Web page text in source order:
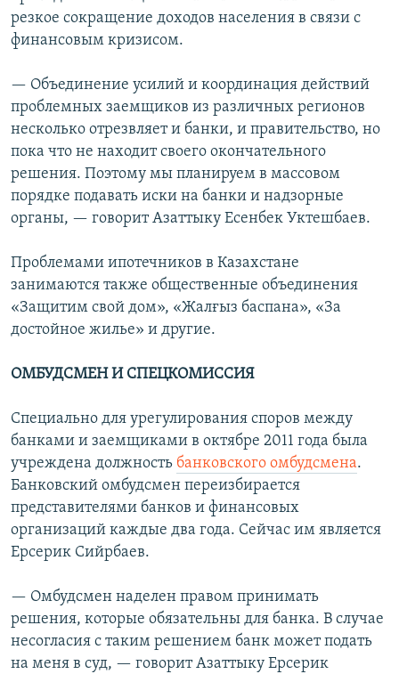
резкое сокращение доходов населения в связи с
финансовым кризисом.
— Объединение усилий и координация действий
проблемных заемщиков из различных регионов
несколько отрезвляет и банки, и правительство, но
пока что не находит своего окончательного
решения. Поэтому мы планируем в массовом
порядке подавать иски на банки и надзорные
органы, — говорит Азаттыку Есенбек Уктешбаев.
Проблемами ипотечников в Казахстане
занимаются также общественные объединения
«Защитим свой дом», «Жалғыз баспана», «За
достойное жилье» и другие.
ОМБУДСМЕН И СПЕЦКОМИССИЯ
Специально для урегулирования споров между
банками и заемщиками в октябре 2011 года была
учреждена должность банковского омбудсмена.
Банковский омбудсмен переизбирается
представителями банков и финансовых
организаций каждые два года. Сейчас им является
Ерсерик Сийрбаев.
— Омбудсмен наделен правом принимать
решения, которые обязательны для банка. В случае
несогласия с таким решением банк может подать
на меня в суд, — говорит Азаттыку Ерсерик